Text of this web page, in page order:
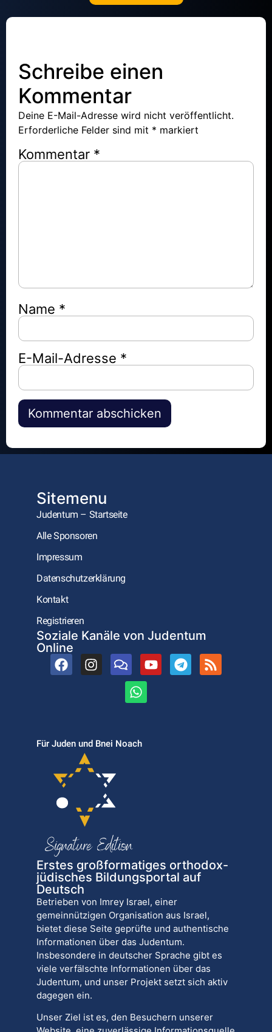
Schreibe einen
Kommentar
Deine E-Mail-Adresse wird nicht veröffentlicht.
Erforderliche Felder sind mit * markiert
Kommentar *
Name *
E-Mail-Adresse *
Alternative:
Sitemenu
Judentum – Startseite
Alle Sponsoren
Impressum
Datenschutzerklärung
Kontakt
Registrieren
Soziale Kanäle von Judentum
Online
Für Juden und Bnei Noach
Erstes großformatiges orthodox-
jüdisches Bildungsportal auf
Deutsch
Betrieben von Imrey Israel, einer
gemeinnützigen Organisation aus Israel,
bietet diese Seite geprüfte und authentische
Informationen über das Judentum.
Insbesondere in deutscher Sprache gibt es
viele verfälschte Informationen über das
Judentum, und unser Projekt setzt sich aktiv
dagegen ein.
Unser Ziel ist es, den Besuchern unserer